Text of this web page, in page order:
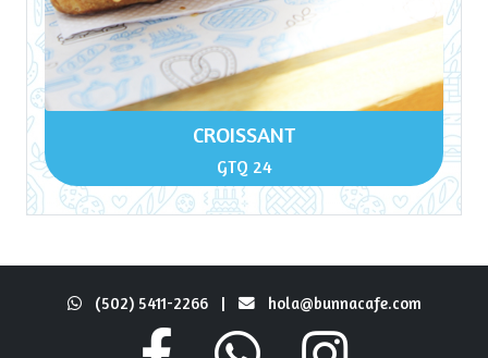
CROISSANT
GTQ 24
(502) 5411-2266| hola@bunnacafe.com